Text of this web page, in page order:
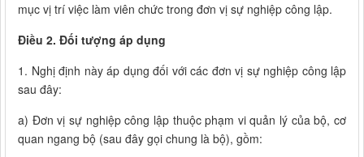
mục vị trí việc làm viên chức trong đơn vị sự nghiệp công lập.
Điều 2. Đối tượng áp dụng
1. Nghị định này áp dụng đối với các đơn vị sự nghiệp công lập
sau đây:
a) Đơn vị sự nghiệp công lập thuộc phạm vi quản lý của bộ, cơ
quan ngang bộ (sau đây gọi chung là bộ), gồm: